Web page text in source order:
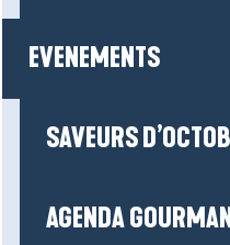
EVENEMENTS
SAVEURS
AGENDA
newsletter
Guérande
44